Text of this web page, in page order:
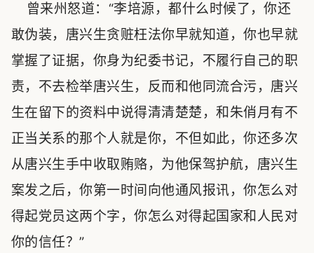
曾来州怒道：“李培源，都什么时候了，你还
敢伪装，唐兴生贪赃枉法你早就知道，你也早就
掌握了证据，你身为纪委书记，不履行自己的职
责，不去检举唐兴生，反而和他同流合污，唐兴
生在留下的资料中说得清清楚楚，和朱俏月有不
正当关系的那个人就是你，不但如此，你还多次
从唐兴生手中收取贿赂，为他保驾护航，唐兴生
案发之后，你第一时间向他通风报讯，你怎么对
得起党员这两个字，你怎么对得起国家和人民对
你的信任？”